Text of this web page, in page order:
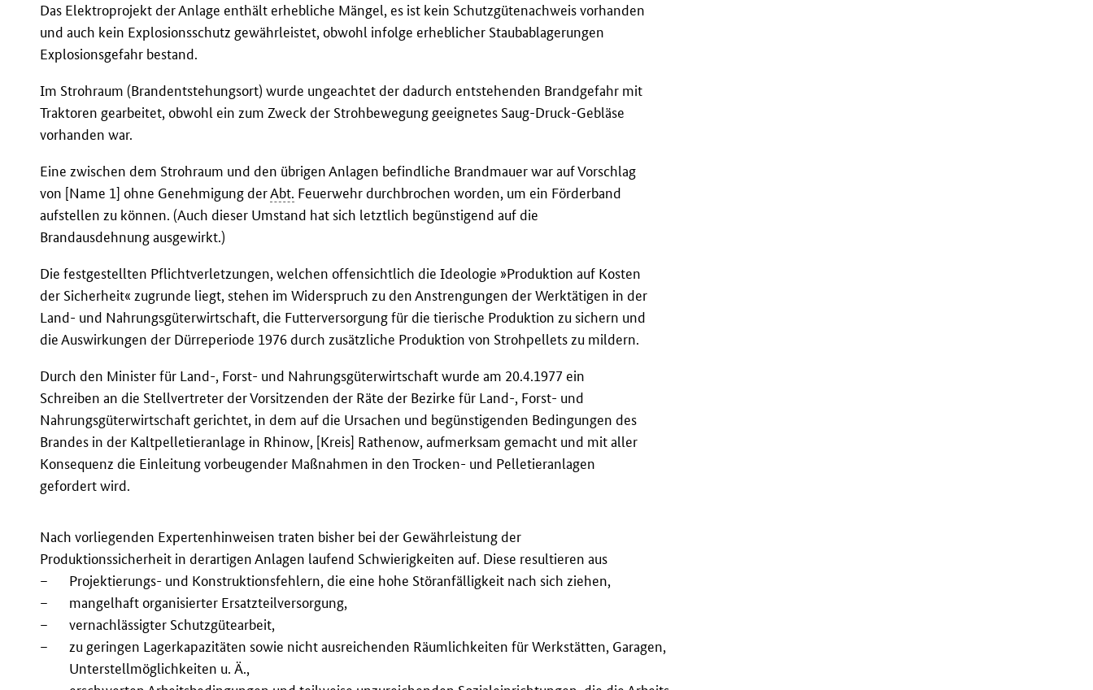
Das Elektroprojekt der Anlage enthält erhebliche Mängel, es ist kein Schutzgütenachweis vorhanden
und auch kein Explosionsschutz gewährleistet, obwohl infolge erheblicher Staubablagerungen
Explosionsgefahr bestand.
Im Strohraum (Brandentstehungsort) wurde ungeachtet der dadurch entstehenden Brandgefahr mit
Traktoren gearbeitet, obwohl ein zum Zweck der Strohbewegung geeignetes Saug-Druck-Gebläse
vorhanden war.
Eine zwischen dem Strohraum und den übrigen Anlagen befindliche Brandmauer war auf Vorschlag
von [Name 1] ohne Genehmigung derAbt. Feuerwehr durchbrochen worden, um ein Förderband
aufstellen zu können. (Auch dieser Umstand hat sich letztlich begünstigend auf die
Brandausdehnung ausgewirkt.)
Die festgestellten Pflichtverletzungen, welchen offensichtlich die Ideologie »Produktion auf Kosten
der Sicherheit« zugrunde liegt, stehen im Widerspruch zu den Anstrengungen der Werktätigen in der
Land- und Nahrungsgüterwirtschaft, die Futterversorgung für die tierische Produktion zu sichern und
die Auswirkungen der Dürreperiode 1976 durch zusätzliche Produktion von Strohpellets zu mildern.
Durch den Minister für Land-, Forst- und Nahrungsgüterwirtschaft wurde am 20.4.1977 ein
Schreiben an die Stellvertreter der Vorsitzenden der Räte der Bezirke für Land-, Forst- und
Nahrungsgüterwirtschaft gerichtet, in dem auf die Ursachen und begünstigenden Bedingungen des
Brandes in der Kaltpelletieranlage in Rhinow, [Kreis] Rathenow, aufmerksam gemacht und mit aller
Konsequenz die Einleitung vorbeugender Maßnahmen in den Trocken- und Pelletieranlagen
gefordert wird.
Nach vorliegenden Expertenhinweisen traten bisher bei der Gewährleistung der
Produktionssicherheit in derartigen Anlagen laufend Schwierigkeiten auf. Diese resultieren aus
–
Projektierungs- und Konstruktionsfehlern, die eine hohe Störanfälligkeit nach sich ziehen,
–
mangelhaft organisierter Ersatzteilversorgung,
–
vernachlässigter Schutzgütearbeit,
–
zu geringen Lagerkapazitäten sowie nicht ausreichenden Räumlichkeiten für Werkstätten, Garagen,
Unterstellmöglichkeiten u. Ä.,